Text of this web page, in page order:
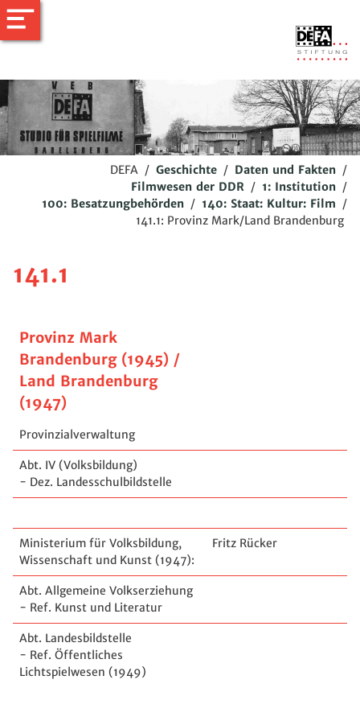
DEFA / Geschichte / Daten und Fakten /
Filmwesen der DDR / 1: Institution /
100: Besatzungbehörden / 140: Staat: Kultur: Film /
141.1: Provinz Mark/Land Brandenburg
141.1
Provinz Mark
Brandenburg (1945) /
Land Brandenburg
(1947)
Provinzialverwaltung
Abt. IV (Volksbildung)
- Dez. Landesschulbildstelle
Ministerium für Volksbildung,
Wissenschaft und Kunst (1947):
Fritz Rücker
Abt. Allgemeine Volkserziehung
- Ref. Kunst und Literatur
Abt. Landesbildstelle
- Ref. Öffentliches
Lichtspielwesen (1949)